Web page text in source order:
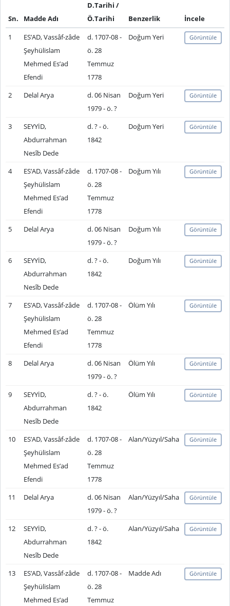
Sn. Madde Adı
D.Tarihi /
Ö.Tarihi
Benzerlik
İncele
1
ES’AD, Vassâf-zâde
Şeyhülislam
Mehmed Es’ad
Efendi
d. 1707-08 -
ö. 28
Temmuz
1778
Doğum Yeri Görüntüle
2 Delal Arya
d. 06 Nisan
1979 - ö. ?
Doğum Yeri Görüntüle
3
SEYYİD,
Abdurrahman
Nesîb Dede
d. ? - ö.
1842
Doğum Yeri Görüntüle
4
ES’AD, Vassâf-zâde
Şeyhülislam
Mehmed Es’ad
Efendi
d. 1707-08 -
ö. 28
Temmuz
1778
Doğum Yılı Görüntüle
5 Delal Arya
d. 06 Nisan
1979 - ö. ?
Doğum Yılı Görüntüle
6
SEYYİD,
Abdurrahman
Nesîb Dede
d. ? - ö.
1842
Doğum Yılı Görüntüle
7
ES’AD, Vassâf-zâde
Şeyhülislam
Mehmed Es’ad
Efendi
d. 1707-08 -
ö. 28
Temmuz
1778
Ölüm Yılı Görüntüle
8 Delal Arya
d. 06 Nisan
1979 - ö. ?
Ölüm Yılı Görüntüle
9
SEYYİD,
Abdurrahman
Nesîb Dede
d. ? - ö.
1842
Ölüm Yılı Görüntüle
10
ES’AD, Vassâf-zâde
Şeyhülislam
Mehmed Es’ad
Efendi
d. 1707-08 -
ö. 28
Temmuz
1778
Alan/Yüzyıl/Saha Görüntüle
11 Delal Arya
d. 06 Nisan
1979 - ö. ?
Alan/Yüzyıl/Saha Görüntüle
12
SEYYİD,
Abdurrahman
Nesîb Dede
d. ? - ö.
1842
Alan/Yüzyıl/Saha Görüntüle
13
ES’AD, Vassâf-zâde
Şeyhülislam
Mehmed Es’ad
d. 1707-08 -
ö. 28
Temmuz
Madde Adı Görüntüle